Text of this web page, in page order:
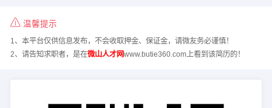
温馨提示
1、本平台仅供信息发布，不会收取押金、保证金，请微友务必谨慎！
2、请告知求职者，是在微山人才网www.butie360.com上看到该简历的！